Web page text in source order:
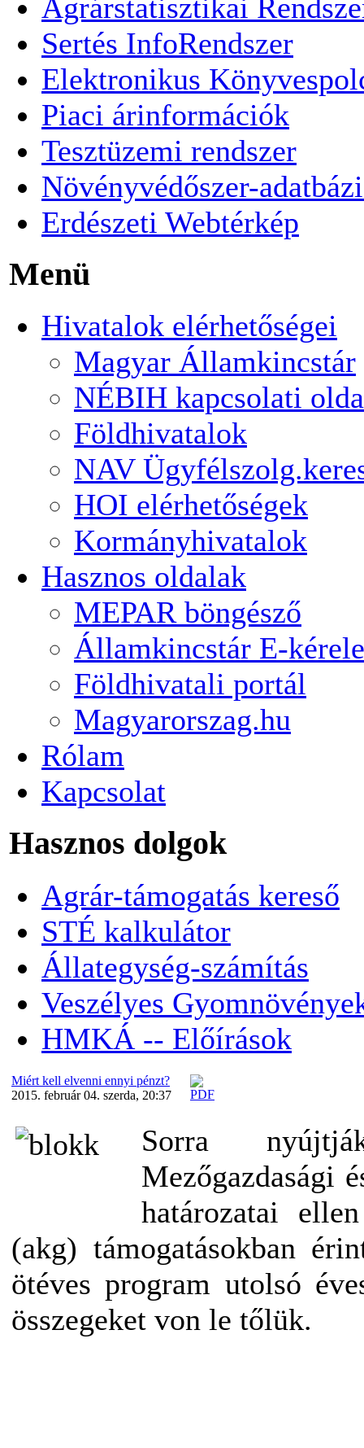
Agrárstatisztikai
Sertés InfoRendszer
Elektronikus
Piaci árinformációk
Tesztüzemi rendszer
Növényvédőszer-
Erdészeti Webtérkép
Menü
Hivatalok elérhetőségei
Magyar Államkincstár
NÉBIH kapcsolati
Földhivatalok
NAV
HOI elérhetőségek
Kormányhivatalok
Hasznos oldalak
MEPAR böngésző
Államkincstár E-
Földhivatali portál
Magyarorszag.hu
Rólam
Kapcsolat
Hasznos dolgok
Agrár-támogatás kereső
STÉ kalkulátor
Állategység-számítás
Veszélyes
HMKÁ -- Előírások
Miért kell elvenni ennyi pénzt?
2015. február 04. szerda, 20:37
Sorra
Mezőgazdasági
határozatai
(akg) támogatásokban
ötéves program utolsó
összegeket von le tőlük.